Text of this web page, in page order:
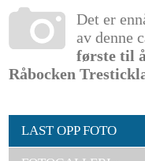
Det er
av denne
første til
Råbocken
LAST OPP FOTO